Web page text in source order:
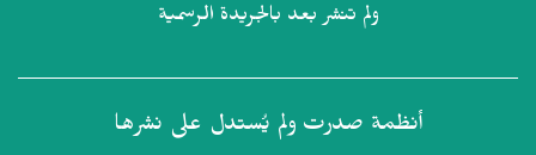
ولم تنشر بعد بالجريدة الرسمية
أنظمة صدرت ولم يُستدل على نشرها